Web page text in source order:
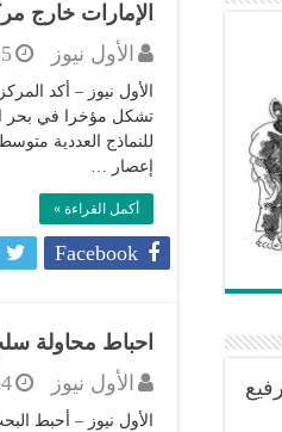
الإمارات خارج
الأول نيوز
25
الأول نيوز – أكد
تشكل مؤخرا في بحر
للنماذج العددية
إعصار …
أكمل القراءة »
Facebook
احباط محاولة
الأول نيوز
24
الأول نيوز – أحبط